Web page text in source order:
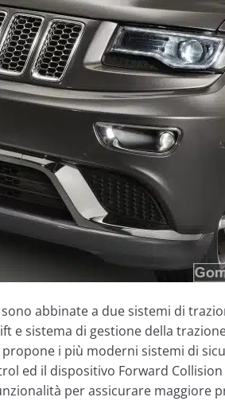
abbinate a due sistemi di
e sistema di gestione della
propone i più moderni sistemi di
ed il dispositivo Forward Collision
per assicurare maggiore